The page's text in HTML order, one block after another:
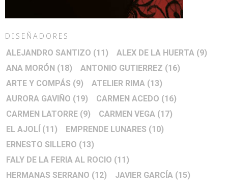
DISEÑADORES
ALEJANDRO SANTIZO (11) ALEX DE LA HUERTA (9)
ANA MORÓN (18) ANTONIO GUTIERREZ (16)
ARTE Y COMPÁS (9) ATELIER RIMA (13)
AURORA GAVIÑO (19) CARMEN ACEDO (16)
CARMEN LATORRE (9) CARMEN VEGA (17)
EL AJOLÍ (11) EMPRENDE LUNARES (10)
ERNESTO SILLERO (13)
FALY DE LA FERIA AL ROCIO (11)
HERMANAS SERRANO (12) JAVIER GARCÍA (15)